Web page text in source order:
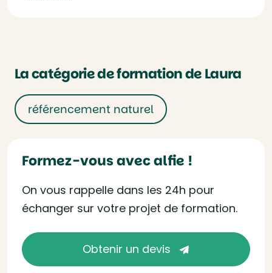
La catégorie de formation de Laura
référencement naturel
Formez-vous avec alfie !
On vous rappelle dans les 24h pour
échanger sur votre projet de formation.
Obtenir un devis